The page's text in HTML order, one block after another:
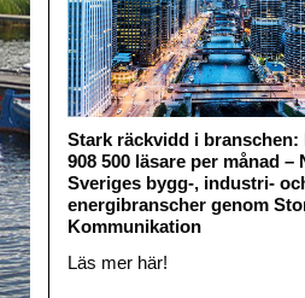
Stark räckvidd i branschen:
908 500 läsare per månad –
Sveriges bygg-, industri-
energibranscher genom
Kommunikation
Läs mer här!